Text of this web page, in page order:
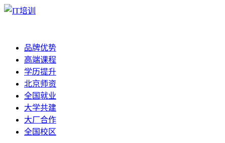
品牌优势
高端课程
学历提升
北京师资
全国就业
大学共建
大厂合作
全国校区